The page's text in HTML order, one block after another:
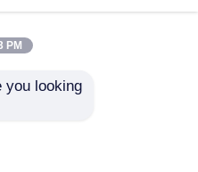
PM
you looking